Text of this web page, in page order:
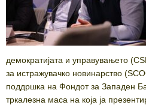
демократијата и управувањето
за истражувачко новинарство
поддршка на Фондот за Западен
тркалезна маса на која ја